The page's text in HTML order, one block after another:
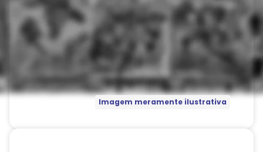
Imagem meramente ilustrativa